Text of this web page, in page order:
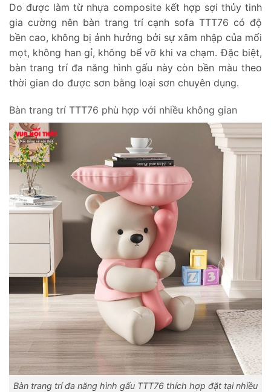
Do được làm từ nhựa composite kết hợp sợi thủy tinh
gia cường nên bàn trang trí cạnh sofa TTT76 có độ
bền cao, không bị ảnh hưởng bởi sự xâm nhập của mối
mọt, không han gỉ, không bể vỡ khi va chạm. Đặc biệt,
bàn trang trí đa năng hình gấu này còn bền màu theo
thời gian do được sơn bằng loại sơn chuyên dụng.
Bàn trang trí TTT76 phù hợp với nhiều không gian
Bàn trang trí đa năng hình gấu TTT76 thích hợp đặt tại nhiều